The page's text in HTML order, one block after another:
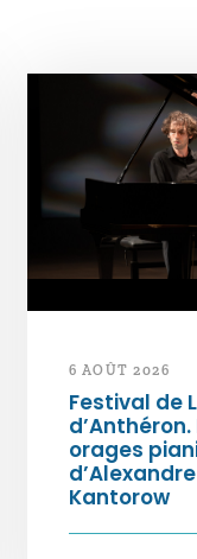
6 AOÛT 2026
Festival de
d’Anthéron.
orages
d’Alexandre
Kantorow